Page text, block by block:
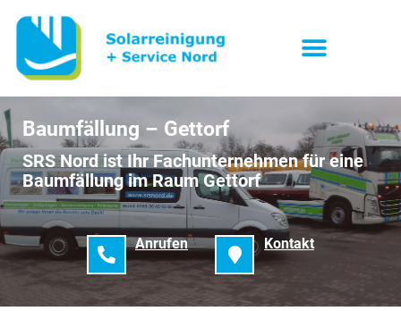
Baumfällung – Gettorf
SRS Nord ist Ihr Fachunternehmen für eine
Baumfällung im Raum Gettorf
Anrufen Kontakt